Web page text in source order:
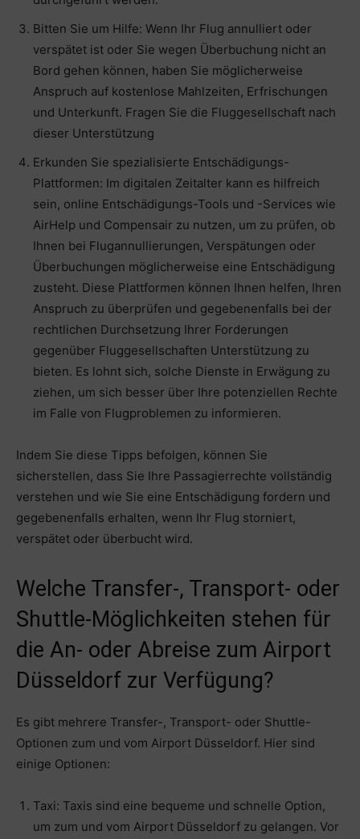
Bitten Sie um Hilfe: Wenn Ihr Flug annulliert oder
verspätet ist oder Sie wegen Überbuchung nicht an
Bord gehen können, haben Sie möglicherweise
Anspruch auf kostenlose Mahlzeiten, Erfrischungen
und Unterkunft. Fragen Sie die Fluggesellschaft nach
dieser Unterstützung
Erkunden Sie spezialisierte Entschädigungs-
Plattformen: Im digitalen Zeitalter kann es hilfreich
sein, online Entschädigungs-Tools und -Services wie
AirHelp und Compensair zu nutzen, um zu prüfen, ob
Ihnen bei Flugannullierungen, Verspätungen oder
Überbuchungen möglicherweise eine Entschädigung
zusteht. Diese Plattformen können Ihnen helfen, Ihren
Anspruch zu überprüfen und gegebenenfalls bei der
rechtlichen Durchsetzung Ihrer Forderungen
gegenüber Fluggesellschaften Unterstützung zu
bieten. Es lohnt sich, solche Dienste in Erwägung zu
ziehen, um sich besser über Ihre potenziellen Rechte
im Falle von Flugproblemen zu informieren.
Indem Sie diese Tipps befolgen, können Sie
sicherstellen, dass Sie Ihre Passagierrechte vollständig
verstehen und wie Sie eine Entschädigung fordern und
gegebenenfalls erhalten, wenn Ihr Flug storniert,
verspätet oder überbucht wird.
Welche Transfer-, Transport- oder
Shuttle-Möglichkeiten stehen für
die An- oder Abreise zum Airport
Düsseldorf zur Verfügung?
Es gibt mehrere Transfer-, Transport- oder Shuttle-
Optionen zum und vom Airport Düsseldorf. Hier sind
einige Optionen:
Taxi: Taxis sind eine bequeme und schnelle Option,
um zum und vom Airport Düsseldorf zu gelangen. Vor